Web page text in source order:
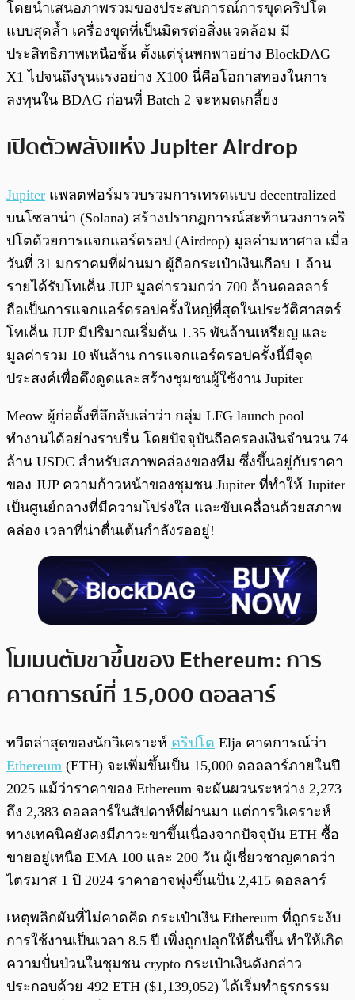
โดยนำเสนอภาพรวมของประสบการณ์การขุดคริปโต
แบบสุดล้ำ เครื่องขุดที่เป็นมิตรต่อสิ่งแวดล้อม มี
ประสิทธิภาพเหนือชั้น ตั้งแต่รุ่นพกพาอย่าง BlockDAG
X1 ไปจนถึงรุนแรงอย่าง X100 นี่คือโอกาสทองในการ
ลงทุนใน BDAG ก่อนที่ Batch 2 จะหมดเกลี้ยง
เปิดตัวพลังแห่ง Jupiter Airdrop
Jupiter แพลตฟอร์มรวบรวมการเทรดแบบ decentralized
บนโซลาน่า (Solana) สร้างปรากฏการณ์สะท้านวงการคริ
ปโตด้วยการแจกแอร์ดรอป (Airdrop) มูลค่ามหาศาล เมื่อ
วันที่ 31 มกราคมที่ผ่านมา ผู้ถือกระเป๋าเงินเกือบ 1 ล้าน
รายได้รับโทเค็น JUP มูลค่ารวมกว่า 700 ล้านดอลลาร์
ถือเป็นการแจกแอร์ดรอปครั้งใหญ่ที่สุดในประวัติศาสตร์
โทเค็น JUP มีปริมาณเริ่มต้น 1.35 พันล้านเหรียญ และ
มูลค่ารวม 10 พันล้าน การแจกแอร์ดรอปครั้งนี้มีจุด
ประสงค์เพื่อดึงดูดและสร้างชุมชนผู้ใช้งาน Jupiter
Meow ผู้ก่อตั้งที่ลึกลับเล่าว่า กลุ่ม LFG launch pool
ทำงานได้อย่างราบรื่น โดยปัจจุบันถือครองเงินจำนวน 74
ล้าน USDC สำหรับสภาพคล่องของทีม ซึ่งขึ้นอยู่กับราคา
ของ JUP ความก้าวหน้าของชุมชน Jupiter ที่ทำให้ Jupiter
เป็นศูนย์กลางที่มีความโปร่งใส และขับเคลื่อนด้วยสภาพ
คล่อง เวลาที่น่าตื่นเต้นกำลังรออยู่!
โมเมนตัมขาขึ้นของ Ethereum: การ
คาดการณ์ที่ 15,000 ดอลลาร์
ทวีตล่าสุดของนักวิเคราะห์ คริปโต Elja คาดการณ์ว่า
Ethereum (ETH) จะเพิ่มขึ้นเป็น 15,000 ดอลลาร์ภายในปี
2025 แม้ว่าราคาของ Ethereum จะผันผวนระหว่าง 2,273
ถึง 2,383 ดอลลาร์ในสัปดาห์ที่ผ่านมา แต่การวิเคราะห์
ทางเทคนิคยังคงมีภาวะขาขึ้นเนื่องจากปัจจุบัน ETH ซื้อ
ขายอยู่เหนือ EMA 100 และ 200 วัน ผู้เชี่ยวชาญคาดว่า
ไตรมาส 1 ปี 2024 ราคาอาจพุ่งขึ้นเป็น 2,415 ดอลลาร์
เหตุพลิกผันที่ไม่คาดคิด กระเป๋าเงิน Ethereum ที่ถูกระงับ
การใช้งานเป็นเวลา 8.5 ปี เพิ่งถูกปลุกให้ตื่นขึ้น ทำให้เกิด
ความปั่นป่วนในชุมชน crypto กระเป๋าเงินดังกล่าว
ประกอบด้วย 492 ETH ($1,139,052) ได้เริ่มทำธุรกรรม